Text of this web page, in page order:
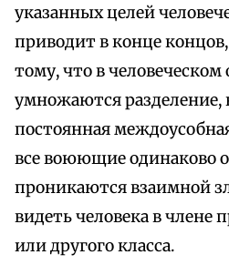
указанных целей
приводит в конце
тому, что в человеческом
умножаются разделение,
постоянная
все воюющие одинаково
проникаются взаимной
видеть человека в члене
или другого класса.